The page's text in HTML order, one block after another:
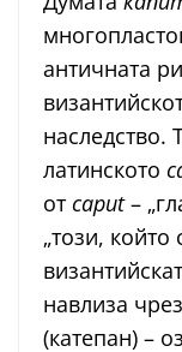
античната
наследство.
латинското
отcaput–
„този,
навлиза
(катепан) –